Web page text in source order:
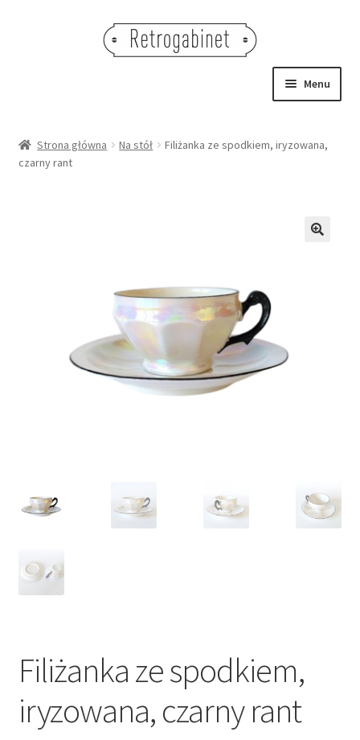
Menu
OBRAZY
Strona główna Na stół
Filiżanka ze spodkiem, iryzowana,
czarny rant
Filiżanka ze spodkiem,
iryzowana, czarny rant